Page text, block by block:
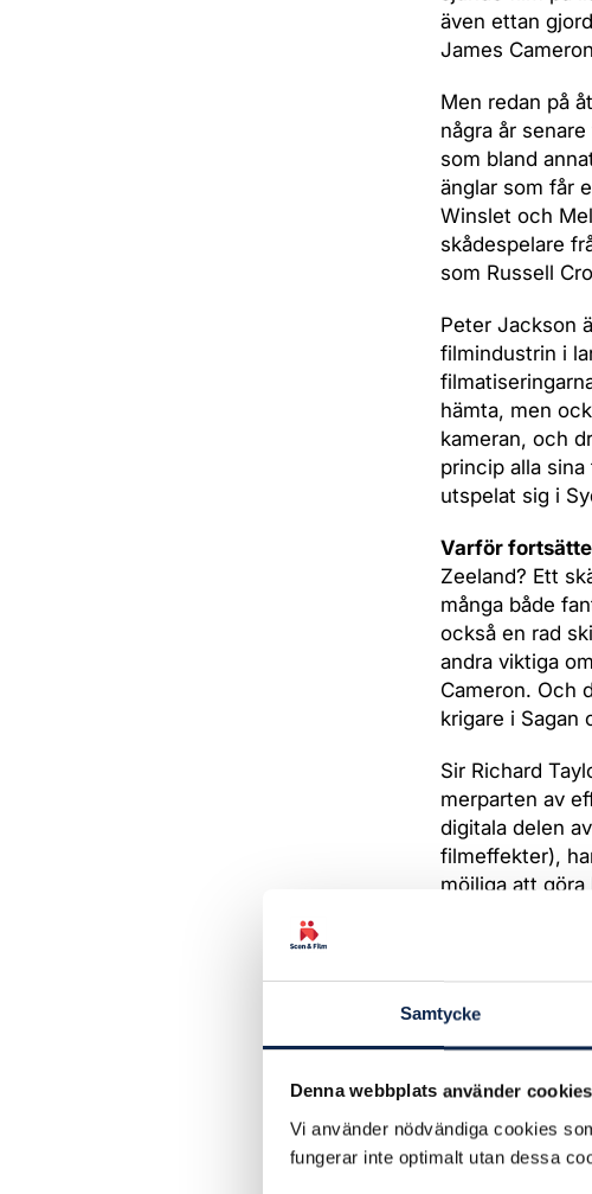
Samtycke
Denna webbplats använder cookies
Vi använder nödvändiga cookies
fungerar inte optimalt utan dessa
även ettan
James
Men redan på
några år
som bland
änglar som får
Winslet och
skådespelare
som Russell
Peter Jackson
filmindustrin i
hämta, men
kameran, och
princip alla
utspelat sig i
Varför
Zeeland? Ett
många både
också en rad
andra viktiga
Cameron. Och
krigare i Sagan
Sir Richard
merparten av
digitala delen
filmeffekter),
möjliga att göra
stor stolthet i
landet, inte
med annan
Och så finns